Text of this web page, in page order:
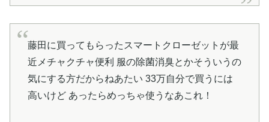
藤田に買ってもらったスマートクローゼットが最
近メチャクチャ便利 服の除菌消臭とかそういうの
気にする方だからねあたい 33万自分で買うには
高いけど あったらめっちゃ使うなあこれ！